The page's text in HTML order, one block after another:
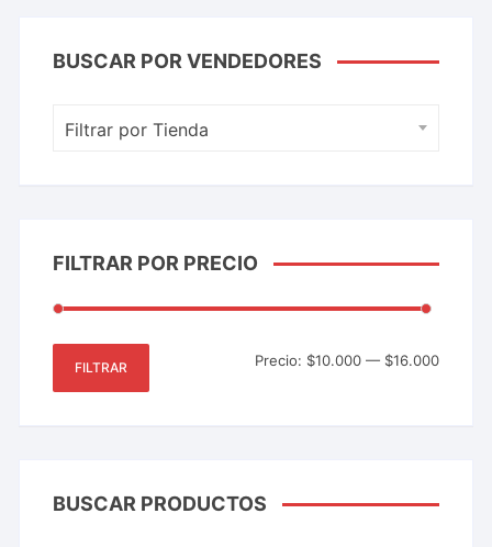
BUSCAR POR VENDEDORES
Filtrar por Tienda
FILTRAR POR PRECIO
FILTRAR Precio: $10.000— $16.000
BUSCAR PRODUCTOS